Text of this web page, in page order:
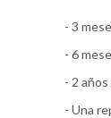
- 3
- 6
- 2
- Una